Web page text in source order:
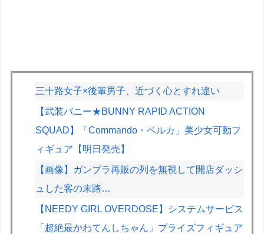
三十路女子×後輩男子、近づく心とすれ違い
【武装バニー★BUNNY RAPID ACTION
SQUAD】「Commando・ベルカ」美少女可動フ
ィギュア【明日発売】
【画像】ガンプラ再販の列を無視して開店ダッシ
ュした客の末路…
【NEEDY GIRL OVERDOSE】システムサービス
「超絶最かわてんしちゃん」プライズフィギュア